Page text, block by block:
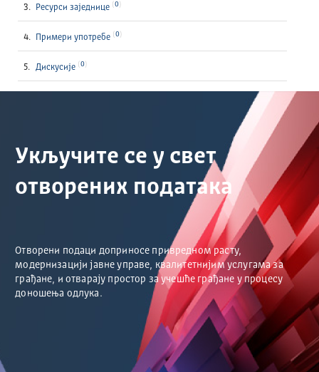
Ресурси заједнице 0
Примери употребе 0
Дискусије 0
Укључите се у свет
отворених података
Отворени подаци доприносе привредном расту,
модернизацији јавне управе, квалитетнијим услугама за
грађане, и отварају простор за учешће грађане у процесу
доношења одлука.